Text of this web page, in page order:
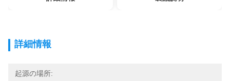
詳細情報
起源の場所: